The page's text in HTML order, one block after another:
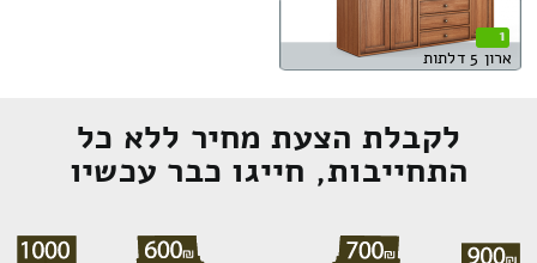
1
ארון 5 דלתות
לקבלת הצעת מחיר ללא כל
התחייבות, חייגו כבר עכשיו